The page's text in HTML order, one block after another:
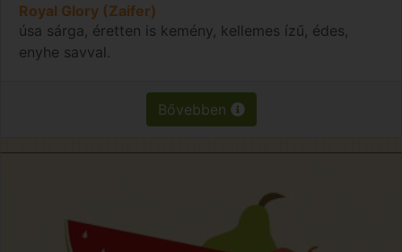
Royal Glory (Zaifer)
úsa sárga, éretten is kemény, kellemes ízű, édes,
enyhe savval.
Bővebben